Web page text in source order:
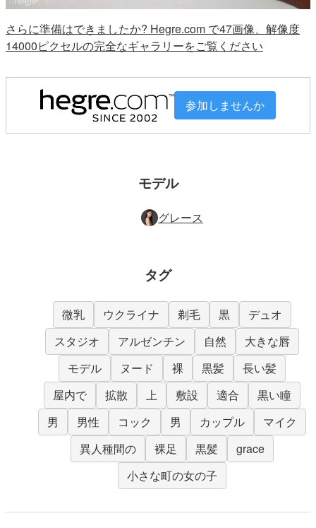
さらに準備はできましたか? Hegre.com で47画像、解像度
14000ピクセルの完全なギャラリーをご覧ください
参加しませんか
モデル
グレース
タグ
微乳 ウクライナ 剃毛 黒
デュオ
スタジオ
アルゼンチン 自然
大きな唇
モデル
ヌード 裸 黒髪
長い髪
屋内で
拡散 上 敷設 適合
黒い瞳
男
男性 コック 男 カップル
マイク
異人種間の
裸足 黒髪
grace
小さな町の女の子